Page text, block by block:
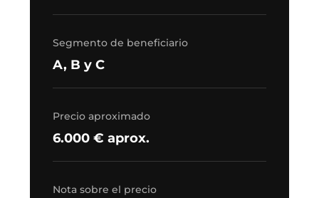
Segmento de beneficiario
A, B y C
Precio aproximado
6.000 € aprox.
Nota sobre el precio